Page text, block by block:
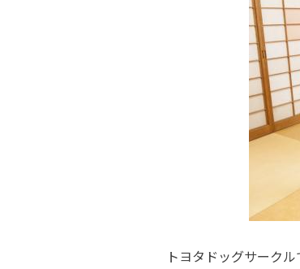
トヨタドッグサーク